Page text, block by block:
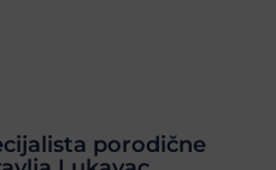
porodične